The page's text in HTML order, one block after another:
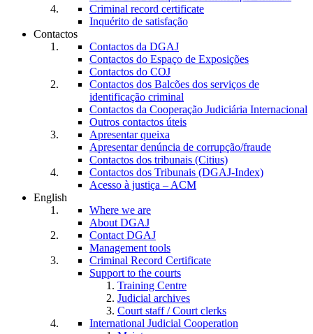
Criminal record certificate
Inquérito de satisfação
Contactos
Contactos da DGAJ
Contactos do Espaço de Exposições
Contactos do COJ
Contactos dos Balcões dos serviços de
identificação criminal
Contactos da Cooperação Judiciária Internacional
Outros contactos úteis
Apresentar queixa
Apresentar denúncia de corrupção/fraude
Contactos dos tribunais (Citius)
Contactos dos Tribunais (DGAJ-Index)
Acesso à justiça – ACM
English
Where we are
About DGAJ
Contact DGAJ
Management tools
Criminal Record Certificate
Support to the courts
Training Centre
Judicial archives
Court staff / Court clerks
International Judicial Cooperation